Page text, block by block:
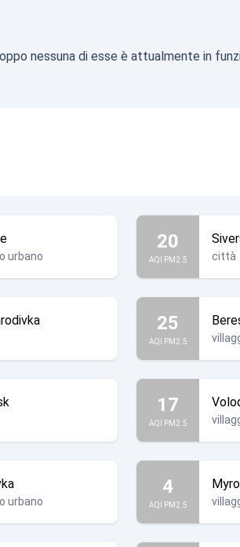
nessuna di esse è attualmente in
urbano
20
AQI PM2.5 città
25
AQI PM2.5
17
AQI PM2.5
urbano
4
AQI PM2.5